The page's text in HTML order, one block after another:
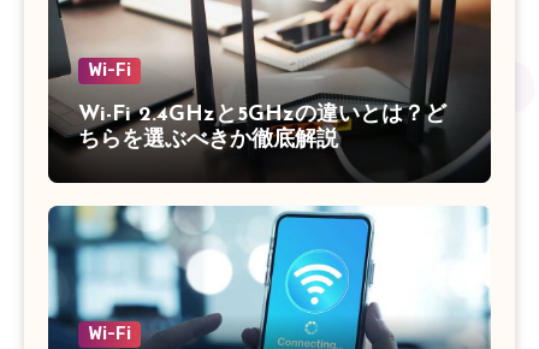
Wi-Fi
Wi-Fi 2.4GHzと5GHzの違いとは？ど
ちらを選ぶべきか徹底解説
Wi-Fi